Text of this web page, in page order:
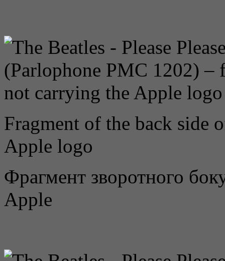
Fragment of the back side
Apple logo
Фрагмент зворотного
Apple